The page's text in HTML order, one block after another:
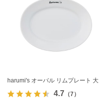
harumi's オーバル リムプレート 大
4.7 （7）